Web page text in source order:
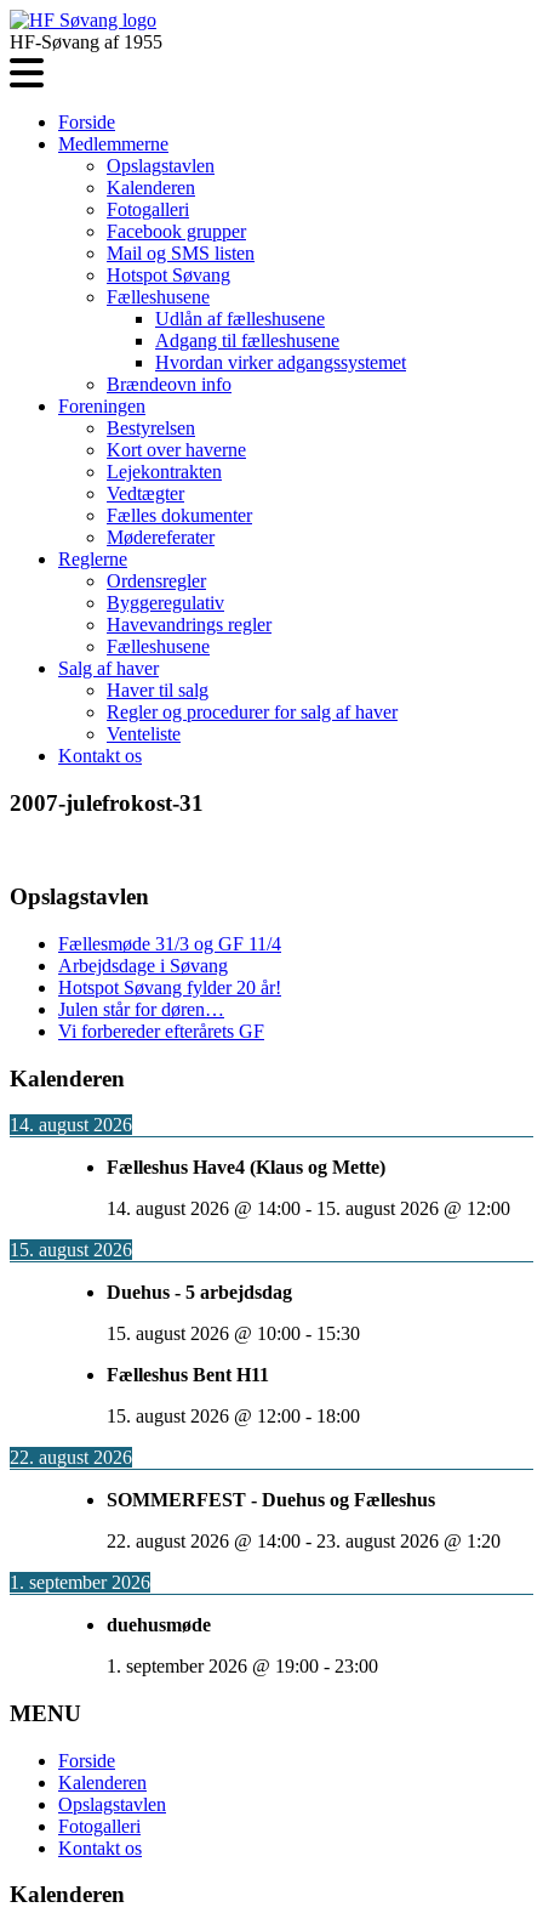
HF-Søvang af 1955
Forside
Medlemmerne
Opslagstavlen
Kalenderen
Fotogalleri
Facebook grupper
Mail og SMS listen
Hotspot Søvang
Fælleshusene
Udlån af fælleshusene
Adgang til fælleshusene
Hvordan virker adgangssystemet
Brændeovn info
Foreningen
Bestyrelsen
Kort over haverne
Lejekontrakten
Vedtægter
Fælles dokumenter
Mødereferater
Reglerne
Ordensregler
Byggeregulativ
Havevandrings regler
Fælleshusene
Salg af haver
Haver til salg
Regler og procedurer for salg af haver
Venteliste
Kontakt os
2007-julefrokost-31
Opslagstavlen
Fællesmøde 31/3 og GF 11/4
Arbejdsdage i Søvang
Hotspot Søvang fylder 20 år!
Julen står for døren…
Vi forbereder efterårets GF
Kalenderen
14. august 2026
Fælleshus Have4 (Klaus og Mette)
14. august 2026 @ 14:00 - 15. august 2026 @ 12:00
15. august 2026
Duehus - 5 arbejdsdag
15. august 2026 @ 10:00 - 15:30
Fælleshus Bent H11
15. august 2026 @ 12:00 - 18:00
22. august 2026
SOMMERFEST - Duehus og Fælleshus
22. august 2026 @ 14:00 - 23. august 2026 @ 1:20
1. september 2026
duehusmøde
1. september 2026 @ 19:00 - 23:00
MENU
Forside
Kalenderen
Opslagstavlen
Fotogalleri
Kontakt os
Kalenderen